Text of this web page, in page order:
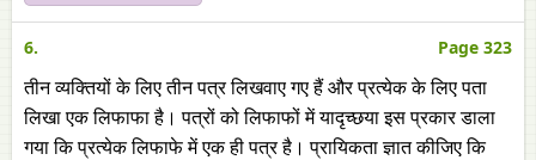
6. Page 323
तीन व्यक्तियों के लिए तीन पत्र लिखवाए गए हैं और प्रत्येक के लिए पता
लिखा एक लिफाफा है। पत्रों को लिफाफों में यादृच्छया इस प्रकार डाला
गया कि प्रत्येक लिफाफे में एक ही पत्र है। प्रायिकता ज्ञात कीजिए कि